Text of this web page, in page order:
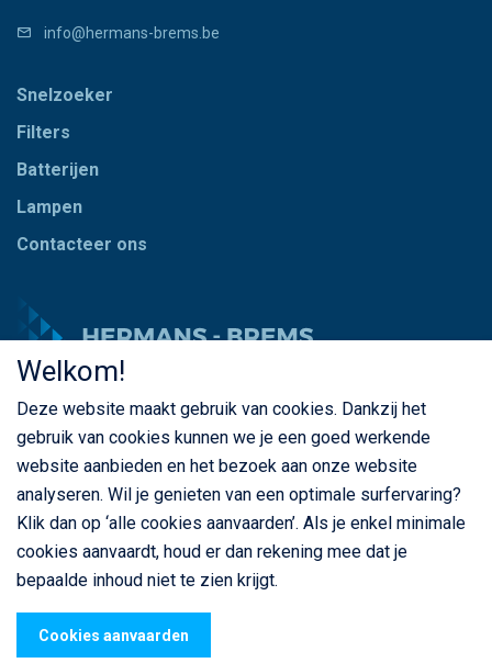
info@hermans-brems.be
Snelzoeker
Filters
Batterijen
Lampen
Contacteer ons
© Copyright Hermans - Brems 2026. Alle rechten
voorbehouden
Privacybeleid
Algemene voorwaarden
webdesign© Sanmax Projects
Welkom!
Deze website maakt gebruik van cookies. Dankzij het
gebruik van cookies kunnen we je een goed werkende
website aanbieden en het bezoek aan onze website
analyseren. Wil je genieten van een optimale surfervaring?
Klik dan op ‘alle cookies aanvaarden’. Als je enkel minimale
cookies aanvaardt, houd er dan rekening mee dat je
bepaalde inhoud niet te zien krijgt.
Cookies aanvaarden